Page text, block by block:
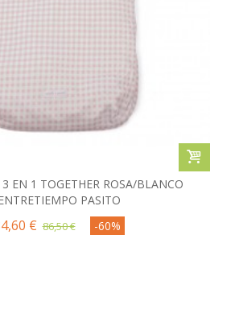
3 EN 1 TOGETHER ROSA/BLANCO
PASITO
€ 86,50 € -60%